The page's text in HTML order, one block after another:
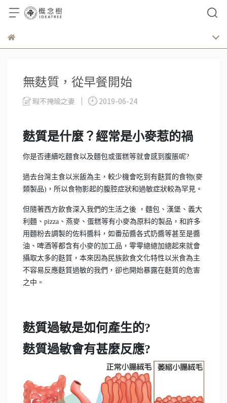
無麩質，從早餐開始
瑕不掩瑜之妻 2019-06-24
麩質是什麼？經常是小麥惹的禍
你是否連續吃麵食以及麵包或蛋糕等就會感到腹脹呢?
過去台灣主食以米飯為主，較少機會吃到有麩質的食物(麥
類製品)，所以食物影起的腹腔症狀和過敏症狀較為罕見。
但隨著西方飲食深入我們的生活之後 ，麵包、漢堡、義大
利麵、pizza、燕麥、蛋糕等有小麥為原料的製品，和許多
用麵粉去調製的佐料醬料，如番茄醬各式奶醬等甚至是醬
油、啤酒等都含有小麥的加工品，零零總總加總起來就會
攝取太多的麩質，本來因為民族飲食文化特性以米食為主
不容易反應麩質過敏的我們，卻也開始暴露在麩質的危害
之中。
麩質過敏是如何產生的?
麩質過敏會有甚麼反應?